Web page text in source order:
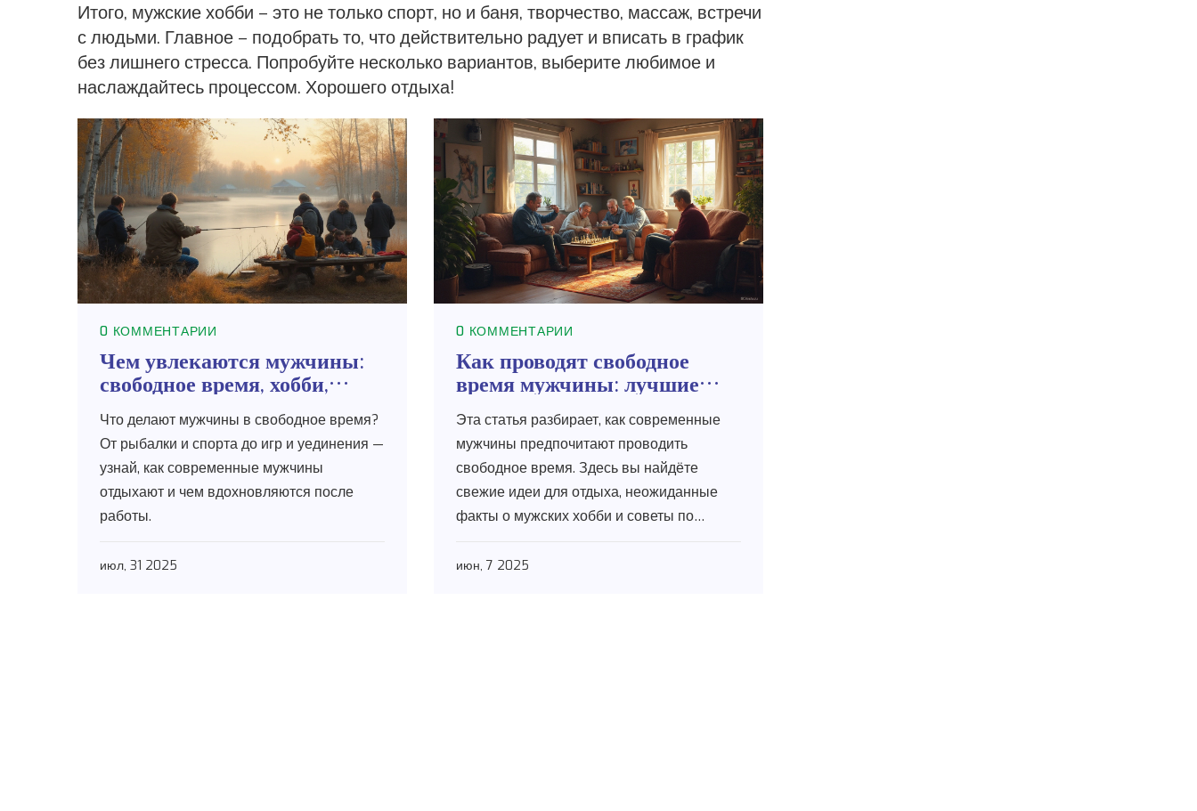
Итого, мужские хобби – это не только спорт, но и баня, творчество, массаж, встречи
с людьми. Главное – подобрать то, что действительно радует и вписать в график
без лишнего стресса. Попробуйте несколько вариантов, выберите любимое и
наслаждайтесь процессом. Хорошего отдыха!
0 КОММЕНТАРИИ
Чем увлекаются мужчины:
свободное время, хобби,
лучшие идеи для досуга
Что делают мужчины в свободное время?
От рыбалки и спорта до игр и уединения —
узнай, как современные мужчины
отдыхают и чем вдохновляются после
работы.
июл, 31 2025
0 КОММЕНТАРИИ
Как проводят свободное
время мужчины: лучшие
идеи досуга
Эта статья разбирает, как современные
мужчины предпочитают проводить
свободное время. Здесь вы найдёте
свежие идеи для отдыха, неожиданные
факты о мужских хобби и советы по
творчество, общение и цифровые
июн, 7 2025